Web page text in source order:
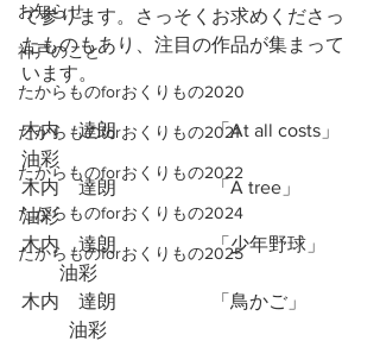
お知らせ
神戸のこと
たからものforおくりもの2020
たからものforおくりもの2021
たからものforおくりもの2022
たからものforおくりもの2024
たからものforおくりもの2025
て参ります。さっそくお求めくださっ
たものもあり、注目の作品が集まって
います。
木内　達朗		「At all costs」
油彩
木内　達朗		「A tree」
油彩
木内　達朗		「少年野球」
油彩
木内　達朗		「鳥かご」
	油彩